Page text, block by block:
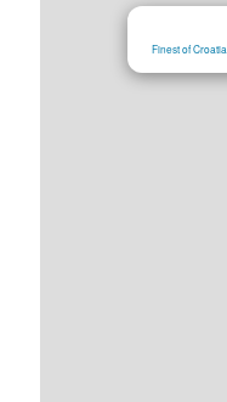
Finest of Croatia